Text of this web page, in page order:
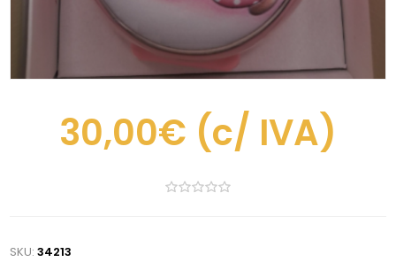
30,00€ (c/ IVA)
SKU: 34213